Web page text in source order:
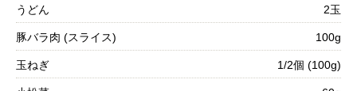
うどん 2玉
豚バラ肉 (スライス) 100g
玉ねぎ 1/2個 (100g)